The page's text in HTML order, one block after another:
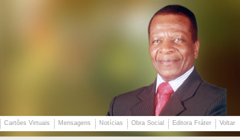
Cartões Virtuais Mensagens Notícias Obra Social Editora Fráter Voltar